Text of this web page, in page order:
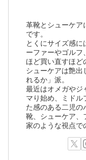
革靴とシューケア
です。
とくにサイズ感
ーファーやゴルフ
ほど買い直すほど
シューケアは艶出
れるか」派。
最近はオメガやジ
マり始め、ミドル
た感のある二児の
靴、シューケア、
家のような視点で